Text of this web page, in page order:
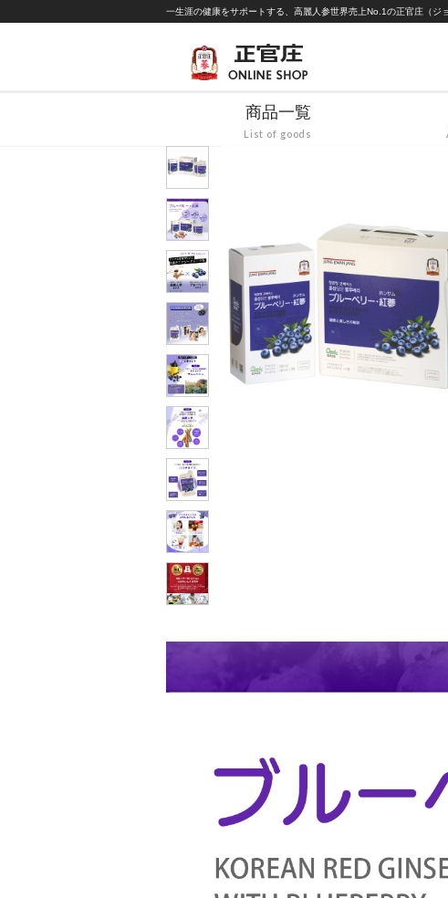
一生涯の健康をサポートする、高麗人参世界売上No.1の正官庄（ジ
商品一覧
List of goods